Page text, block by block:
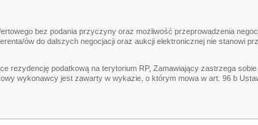
bez podania przyczyny oraz możliwość przeprowadzenia
ów do dalszych negocjacji oraz aukcji elektronicznej nie stanowi
rezydencję podatkową na terytorium RP, Zamawiający zastrzega
wykonawcy jest zawarty w wykazie, o którym mowa w art. 96 b